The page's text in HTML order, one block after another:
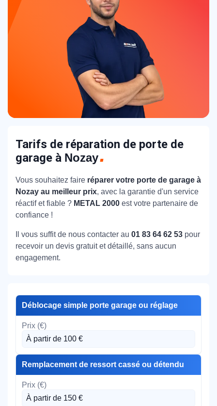
Tarifs de réparation de porte de
garage à Nozay
Vous souhaitez faire réparer votre porte de garage à
Nozay au meilleur prix, avec la garantie d'un service
réactif et fiable ? METAL 2000 est votre partenaire de
confiance !
Il vous suffit de nous contacter au 01 83 64 62 53 pour
recevoir un devis gratuit et détaillé, sans aucun
engagement.
Déblocage simple porte garage ou réglage
À partir de 100 €
Remplacement de ressort cassé ou détendu
À partir de 150 €